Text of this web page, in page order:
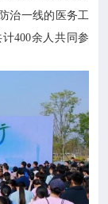
治一线的医务工
400余人共同参